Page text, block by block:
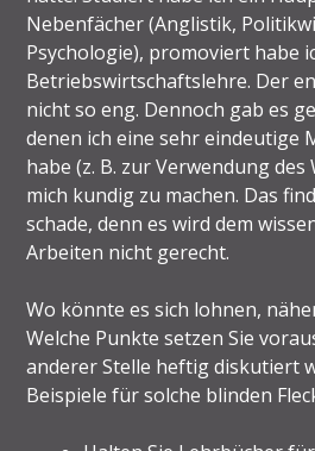
Nebenfächer (Anglistik,
Psychologie), promoviert habe
Betriebswirtschaftslehre. Der
nicht so eng. Dennoch gab es
denen ich eine sehr eindeutige
habe (z. B. zur Verwendung des
mich kundig zu machen. Das
schade, denn es wird dem
Arbeiten nicht gerecht.
Wo könnte es sich lohnen,
Welche Punkte setzen Sie
anderer Stelle heftig diskutiert
Beispiele für solche blinden